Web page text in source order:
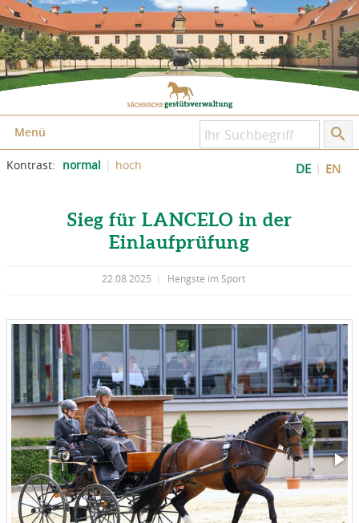
Zum Inhalt springen
Zum Seitenfuß springen
Menü
Kontrast: normal hoch EN
DE
Sieg für LANCELO in der
Einlaufprüfung
22.08.2025 Hengste im Sport